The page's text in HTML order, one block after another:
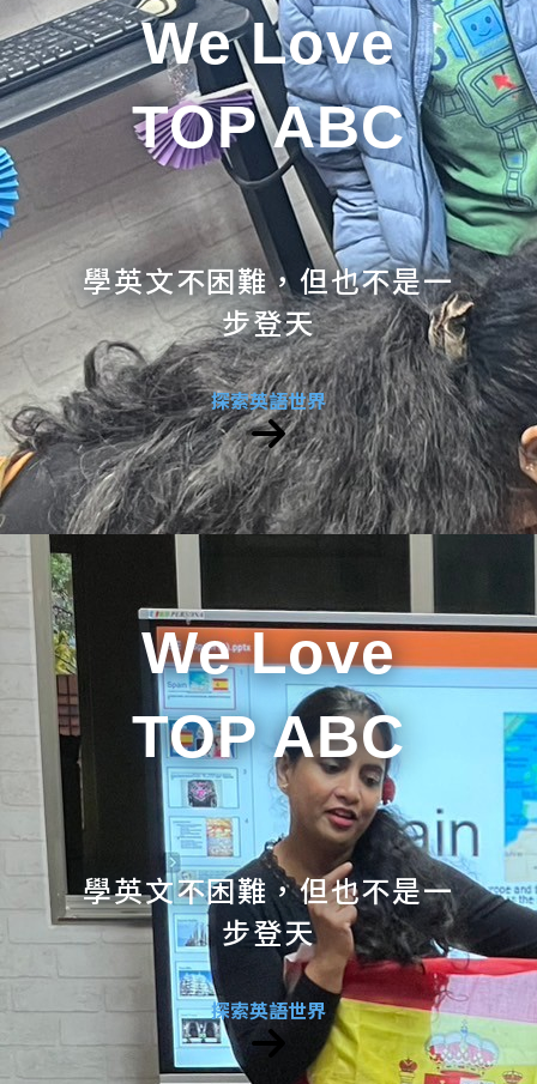
We Love
TOP ABC
學英文不困難，但也不是一
步登天
探索英語世界
We Love
TOP ABC
學英文不困難，但也不是一
步登天
探索英語世界